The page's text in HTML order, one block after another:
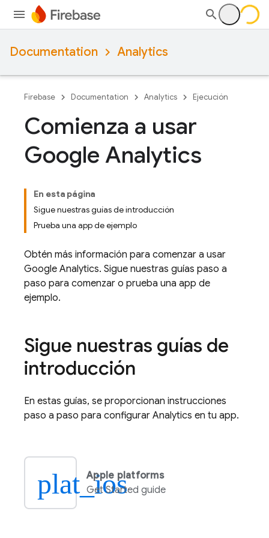
Documentation Analytics
Firebase Documentation Analytics Ejecución
Comienza a usar
Google Analytics
En esta página
Sigue nuestras guías de introducción
Prueba una app de ejemplo
Obtén más información para comenzar a usar
Google Analytics. Sigue nuestras guías paso a
paso para comenzar o prueba una app de
ejemplo.
Sigue nuestras guías de
introducción
En estas guías, se proporcionan instrucciones
paso a paso para configurar Analytics en tu app.
plat_ios
Apple platforms
Get Started guide